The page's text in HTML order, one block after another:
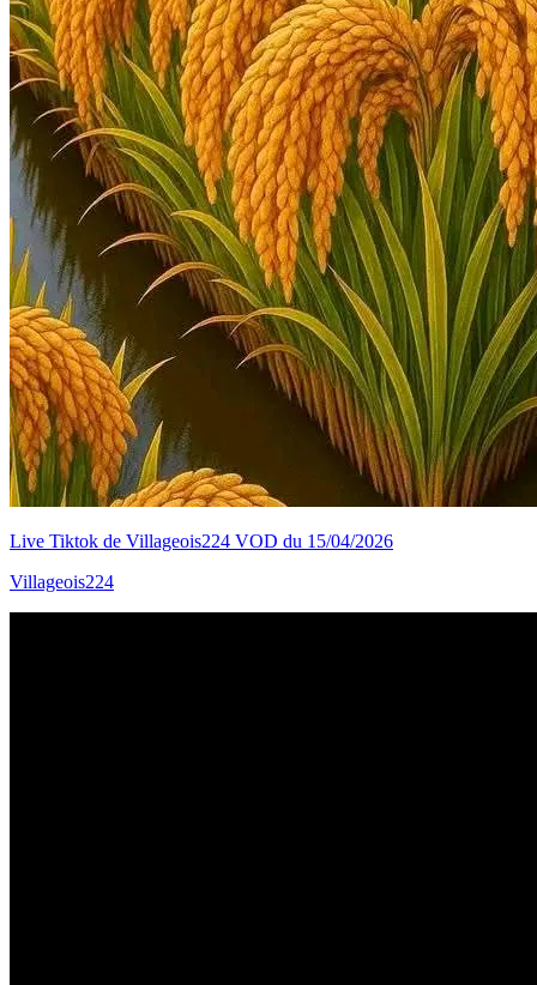
Live Tiktok de Villageois224 VOD du 15/04/2026
Villageois224